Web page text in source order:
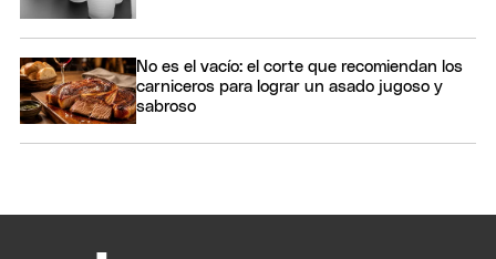
No es el vacío: el corte que recomiendan los
carniceros para lograr un asado jugoso y
sabroso